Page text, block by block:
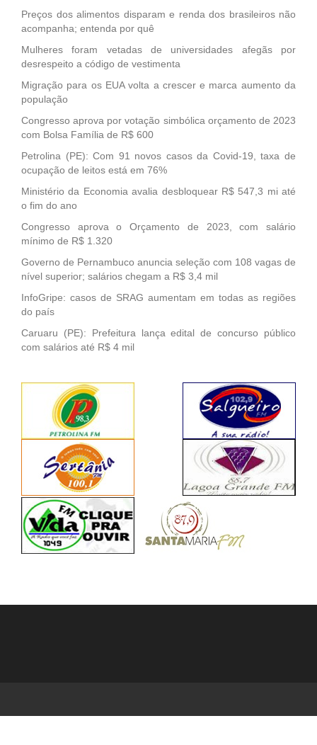
Preços dos alimentos disparam e renda dos brasileiros não
acompanha; entenda por quê
Mulheres foram vetadas de universidades afegãs por
desrespeito a código de vestimenta
Migração para os EUA volta a crescer e marca aumento da
população
Congresso aprova por votação simbólica orçamento de 2023
com Bolsa Família de R$ 600
Petrolina (PE): Com 91 novos casos da Covid-19, taxa de
ocupação de leitos está em 76%
Ministério da Economia avalia desbloquear R$ 547,3 mi até
o fim do ano
Congresso aprova o Orçamento de 2023, com salário
mínimo de R$ 1.320
Governo de Pernambuco anuncia seleção com 108 vagas de
nível superior; salários chegam a R$ 3,4 mil
InfoGripe: casos de SRAG aumentam em todas as regiões
do país
Caruaru (PE): Prefeitura lança edital de concurso público
com salários até R$ 4 mil